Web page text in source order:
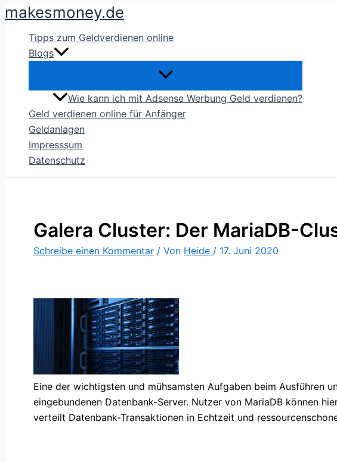
Zum
springen
makesmoney.de
Tipps zum Geldverdienen online
Blogs
Wie kann ich mit Adsense Werbung Geld verdienen?
Geld verdienen online für Anfänger
Geldanlagen
Impresssum
Datenschutz
Galera Cluster: Der MariaDB-
Schreibe einen Kommentar / Von Heide / 17. Juni 2020
Eine der wichtigsten und mühsamsten Aufgaben beim Ausführen
eingebundenen Datenbank-Server. Nutzer von MariaDB können
verteilt Datenbank-Transaktionen in Echtzeit und